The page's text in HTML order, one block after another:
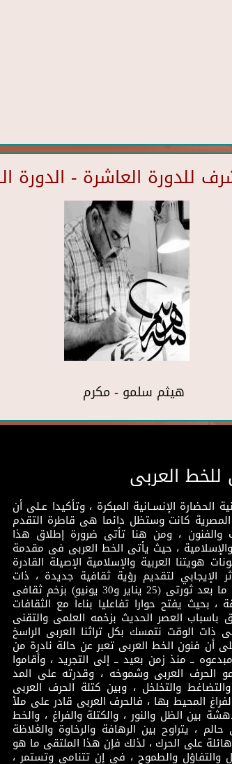
للدورة العاشرة - الدورة
هيثم سلمو - مكرم
العربى
الإنسـانية المبكرة ، وتأكيدا عـلى أن
كانت وستظل دائما هى قاطرة التقدم
، ومن هنا تأتى ضرورة إطلاق هذا
والإسلامية ، حيث يأتى الخط العربى فى مقدمة
هويتنا العربية والإسلامية الإصيلة القادرة
الإيجابي لتقديم رؤية ثقافية جديدة ، ذات
مضمون ثقافى قادر على إثراء مرحلة ما بعد ثورتى (25 يناير و30 يونيو) بزخم ثقافى
، بحيث يفتح حوارا تفاعليا بناءاً مع الثقافات
باسباب العصر الحديث بزخمه العلمى والتقنى
الوقت نتمسك بكل تراثنا العربى الراسخ
أن فنون الخط العربى تعبر عن حالة نادرة من
ــ منذ زمن بعيد ــ إلى التجريد ، وأقاموا
الحرف العربى وشموخه ، وقدرته على المد
والتخلخل ، وبين كتلة الحرف العربى
المحيط بها ، فالحرف العربى قادر على ملأ
بين الظل والنور ، والكتلة والفراغ ، والخط
، يتراوح بين الرهافة والرخاوة والغلاظة
على الحرك ، لذلك فإن هذا الملتقى ما هو
والتفاؤل والطموح ، فى إن تتنامى وتستمر ،